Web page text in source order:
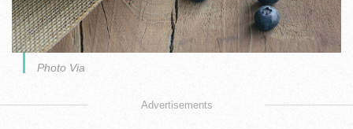
Photo Via
Advertisements